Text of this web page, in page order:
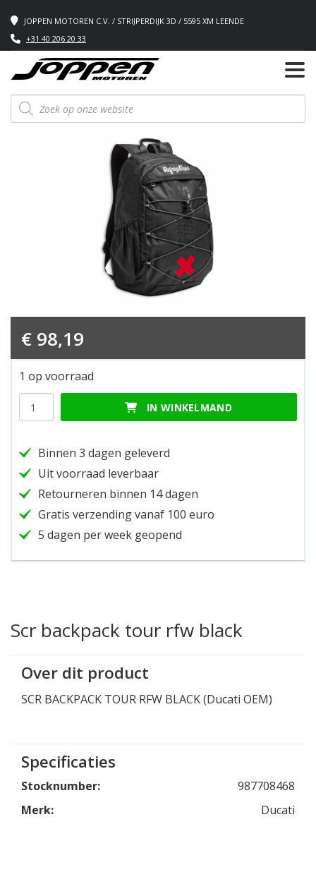
JOPPEN MOTOREN C.V. / STRIJPERDIJK 3D / 5595 XM LEENDE
+31 40 206 20 33
Producten
zoeken
Scr backpack tour rfw black
Over dit product
SCR BACKPACK TOUR RFW BLACK (Ducati OEM)
Specificaties
Stocknumber:
987708468
Merk:
Ducati
€ 98,19
1 op voorraad
Scr
backpack
black
hoeveelheid
IN WINKELMAND
Binnen 3 dagen geleverd
Uit voorraad leverbaar
Retourneren binnen 14 dagen
Gratis verzending vanaf 100 euro
5 dagen per week geopend